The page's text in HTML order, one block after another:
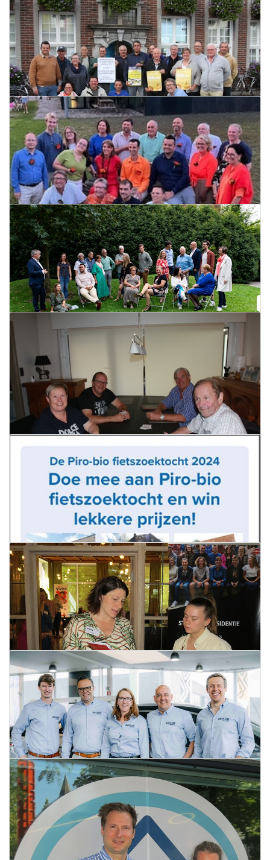
't is kermesse!
17 september 2024
Lees meer
Lijstvoorstelling Respect8810
Lees meer
Lijstvoorstelling Durf
16 september 2024
Lees meer
Start kaartseizoen bij De Lustige Kaarters
13 september 2024
Lees meer
Nog tot en met 30 september...
12 september 2024
Lees meer
Positieve cijfers voor VIVES
10 september 2024
Lees meer
Opendeur Decleir by Devisch
10 september 2024